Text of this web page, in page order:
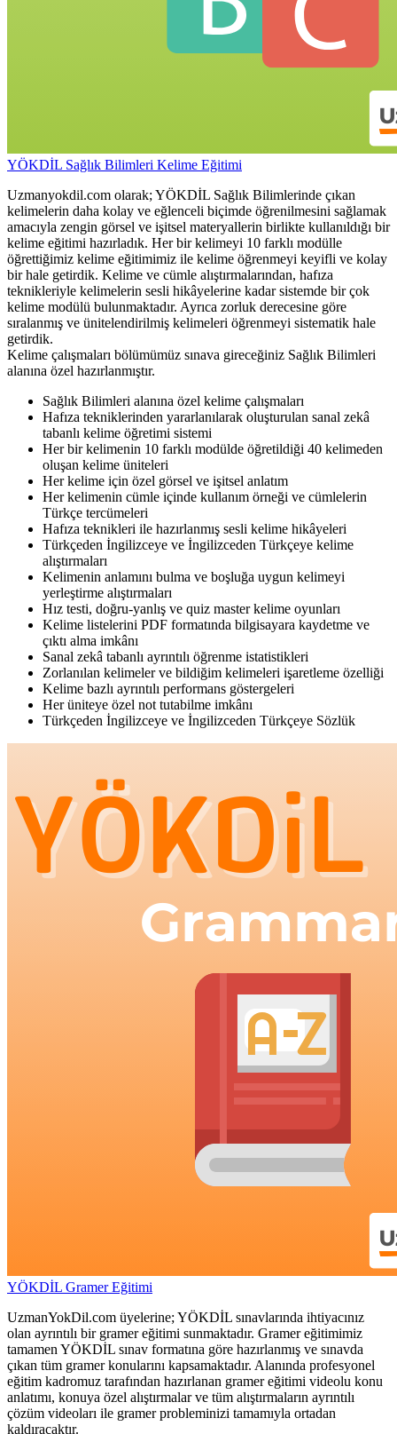
YÖKDİL Sağlık Bilimleri Kelime Eğitimi
Uzmanyokdil.com olarak; YÖKDİL Sağlık Bilimlerinde çıkan
kelimelerin daha kolay ve eğlenceli biçimde öğrenilmesini sağlamak
amacıyla zengin görsel ve işitsel materyallerin birlikte kullanıldığı bir
kelime eğitimi hazırladık. Her bir kelimeyi 10 farklı modülle
öğrettiğimiz kelime eğitimimiz ile kelime öğrenmeyi keyifli ve kolay
bir hale getirdik. Kelime ve cümle alıştırmalarından, hafıza
teknikleriyle kelimelerin sesli hikâyelerine kadar sistemde bir çok
kelime modülü bulunmaktadır. Ayrıca zorluk derecesine göre
sıralanmış ve ünitelendirilmiş kelimeleri öğrenmeyi sistematik hale
getirdik.
Kelime çalışmaları bölümümüz sınava gireceğiniz Sağlık Bilimleri
alanına özel hazırlanmıştır.
Sağlık Bilimleri alanına özel kelime çalışmaları
Hafıza tekniklerinden yararlanılarak oluşturulan sanal zekâ
tabanlı kelime öğretimi sistemi
Her bir kelimenin 10 farklı modülde öğretildiği 40 kelimeden
oluşan kelime üniteleri
Her kelime için özel görsel ve işitsel anlatım
Her kelimenin cümle içinde kullanım örneği ve cümlelerin
Türkçe tercümeleri
Hafıza teknikleri ile hazırlanmış sesli kelime hikâyeleri
Türkçeden İngilizceye ve İngilizceden Türkçeye kelime
alıştırmaları
Kelimenin anlamını bulma ve boşluğa uygun kelimeyi
yerleştirme alıştırmaları
Hız testi, doğru-yanlış ve quiz master kelime oyunları
Kelime listelerini PDF formatında bilgisayara kaydetme ve
çıktı alma imkânı
Sanal zekâ tabanlı ayrıntılı öğrenme istatistikleri
Zorlanılan kelimeler ve bildiğim kelimeleri işaretleme özelliği
Kelime bazlı ayrıntılı performans göstergeleri
Her üniteye özel not tutabilme imkânı
Türkçeden İngilizceye ve İngilizceden Türkçeye Sözlük
YÖKDİL Gramer Eğitimi
UzmanYokDil.com üyelerine; YÖKDİL sınavlarında ihtiyacınız
olan ayrıntılı bir gramer eğitimi sunmaktadır. Gramer eğitimimiz
tamamen YÖKDİL sınav formatına göre hazırlanmış ve sınavda
çıkan tüm gramer konularını kapsamaktadır. Alanında profesyonel
eğitim kadromuz tarafından hazırlanan gramer eğitimi videolu konu
anlatımı, konuya özel alıştırmalar ve tüm alıştırmaların ayrıntılı
çözüm videoları ile gramer probleminizi tamamıyla ortadan
kaldıracaktır.